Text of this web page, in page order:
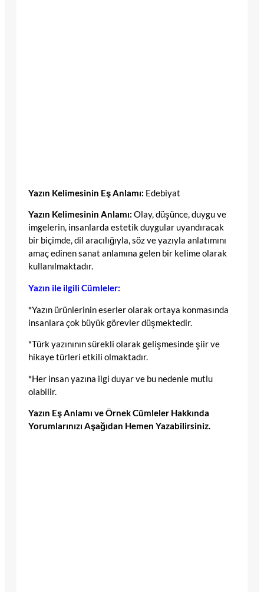
Yazın Kelimesinin Eş Anlamı: Edebiyat
Yazın Kelimesinin Anlamı: Olay, düşünce, duygu ve
imgelerin, insanlarda estetik duygular uyandıracak
bir biçimde, dil aracılığıyla, söz ve yazıyla anlatımını
amaç edinen sanat anlamına gelen bir kelime olarak
kullanılmaktadır.
Yazın ile ilgili Cümleler:
*Yazın ürünlerinin eserler olarak ortaya konmasında
insanlara çok büyük görevler düşmektedir.
*Türk yazınının sürekli olarak gelişmesinde şiir ve
hikaye türleri etkili olmaktadır.
*Her insan yazına ilgi duyar ve bu nedenle mutlu
olabilir.
Yazın Eş Anlamı ve Örnek Cümleler Hakkında
Yorumlarınızı Aşağıdan Hemen Yazabilirsiniz.